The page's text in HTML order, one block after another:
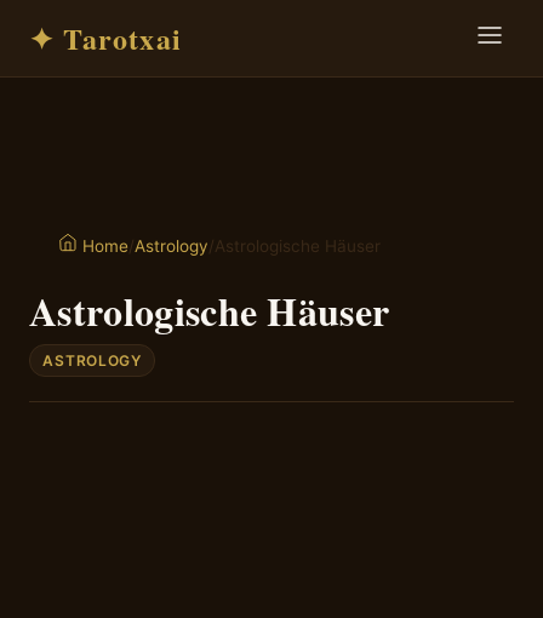
✦ Tarotxai
Home/Astrology/Astrologische Häuser
Astrologische Häuser
ASTROLOGY